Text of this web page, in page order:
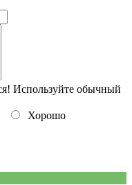
Используйте обычный
Хорошо